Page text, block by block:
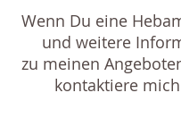
Wenn Du eine
und weitere
zu meinen
kontaktiere